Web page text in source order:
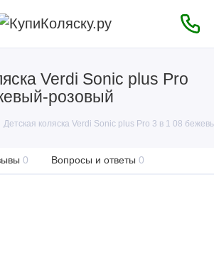
Verdi Sonic plus Pro
розовый
Детская коляска Verdi Sonic plus Pro 3 в 1 08
0 Вопросы и ответы 0